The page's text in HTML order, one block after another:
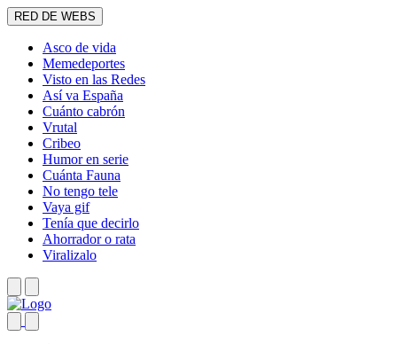
RED DE WEBS
Asco de vida
Memedeportes
Visto en las Redes
Así va España
Cuánto cabrón
Vrutal
Cribeo
Humor en serie
Cuánta Fauna
No tengo tele
Vaya gif
Tenía que decirlo
Ahorrador o rata
Viralizalo